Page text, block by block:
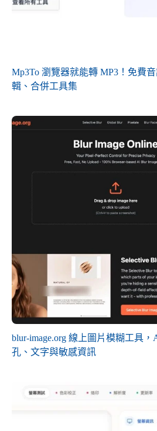
Mp3To 瀏覽器就能轉 MP3！免費
輯、合併工具集
blur-image.org 線上圖片模糊工具
孔、文字與敏感資訊